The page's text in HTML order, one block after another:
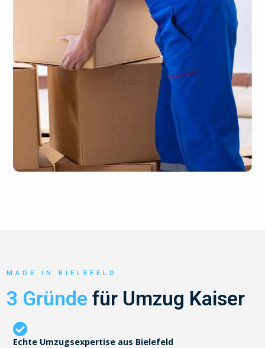
MADE IN BIELEFELD
3 Gründe für Umzug Kaiser
Echte Umzugsexpertise aus Bielefeld